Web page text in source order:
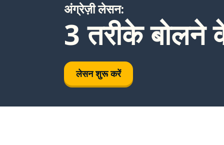
अंग्रेज़ी लेसन:
3 तरीके बोलने
लेसन शुरू करें